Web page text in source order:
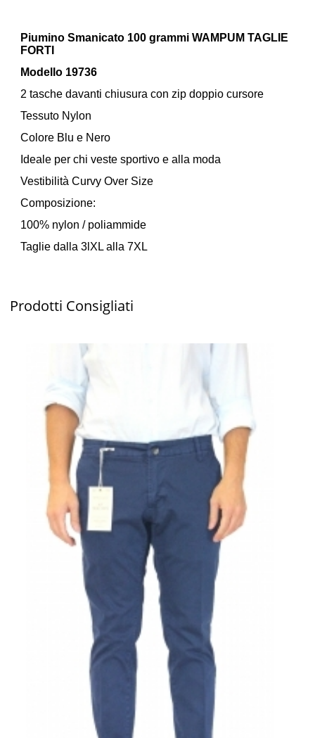
Piumino Smanicato 100 grammi WAMPUM TAGLIE
FORTI
Modello 19736
2 tasche davanti chiusura con zip doppio cursore
Tessuto Nylon
Colore Blu e Nero
Ideale per chi veste sportivo e alla moda
Vestibilità Curvy Over Size
Composizione:
100% nylon / poliammide
Taglie dalla 3lXL alla 7XL
Prodotti Consigliati